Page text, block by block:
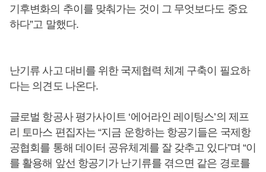
기후변화의 추이를 맞춰가는 것이 그 무엇보다도 중요
하다”고 말했다.
난기류 사고 대비를 위한 국제협력 체계 구축이 필요하
다는 의견도 나온다.
글로벌 항공사 평가사이트 ‘에어라인 레이팅스’의 제프
리 토마스 편집자는 “지금 운항하는 항공기들은 국제항
공협회를 통해 데이터 공유체계를 잘 갖추고 있다”며 “이
를 활용해 앞선 항공기가 난기류를 겪으면 같은 경로를